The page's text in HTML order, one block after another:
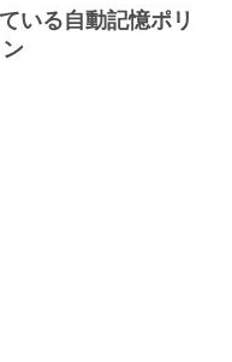
いる自動記憶ポリ